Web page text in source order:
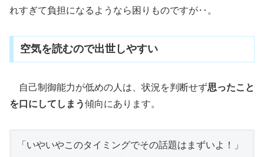
れすぎて負担になるようなら困りものですが‥。
空気を読むので出世しやすい
自己制御能力が低めの人は、状況を判断せず思ったこと
を口にしてしまう傾向にあります。
「いやいやこのタイミングでその話題はまずいよ！」